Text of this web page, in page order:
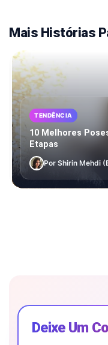
Mais Histórias
TENDÊNCIA
10 Melhores
Etapas
Por Shirin Mehdi
Deixe Um